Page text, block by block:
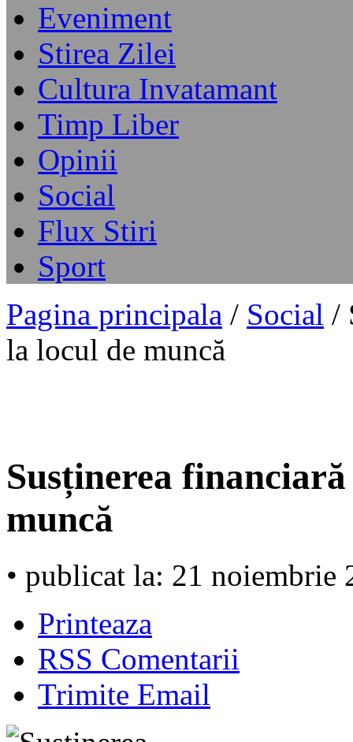
Eveniment
Stirea Zilei
Cultura Invatamant
Timp Liber
Opinii
Social
Flux Stiri
Sport
Pagina principala / Social /
la locul de muncă
Susținerea
muncă
• publicat la: 21 noiembrie
Printeaza
RSS Comentarii
Trimite Email